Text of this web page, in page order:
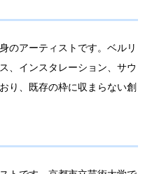
のアーティストです。ベルリ
、インスタレーション、サウ
り、既存の枠に収まらない創